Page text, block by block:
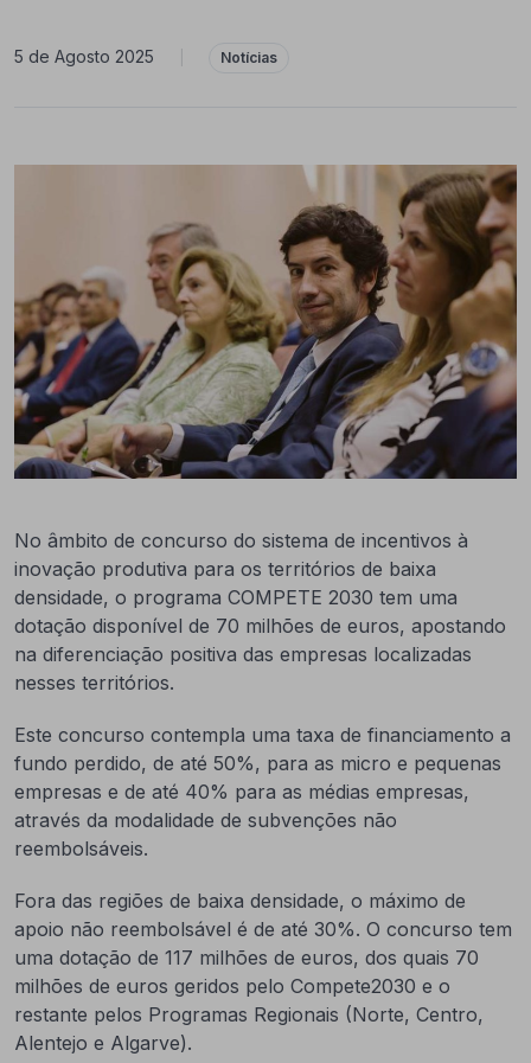
5 de Agosto 2025 Notícias
No âmbito de concurso do sistema de incentivos à
inovação produtiva para os territórios de baixa
densidade, o programa COMPETE 2030 tem uma
dotação disponível de 70 milhões de euros, apostando
na diferenciação positiva das empresas localizadas
nesses territórios.
Este concurso contempla uma taxa de financiamento a
fundo perdido, de até 50%, para as micro e pequenas
empresas e de até 40% para as médias empresas,
através da modalidade de subvenções não
reembolsáveis.
Fora das regiões de baixa densidade, o máximo de
apoio não reembolsável é de até 30%. O concurso tem
uma dotação de 117 milhões de euros, dos quais 70
milhões de euros geridos pelo Compete2030 e o
restante pelos Programas Regionais (Norte, Centro,
Alentejo e Algarve).